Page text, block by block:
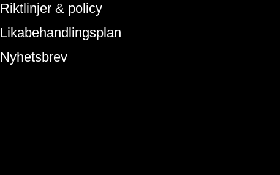
Riktlinjer & policy
Likabehandlingsplan
Nyhetsbrev